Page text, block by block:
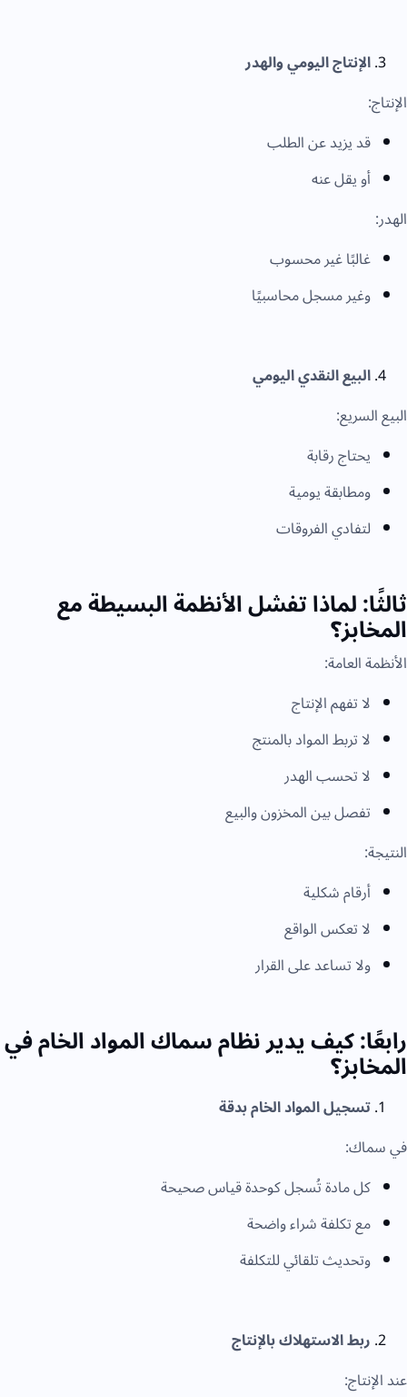
الإنتاج اليومي والهدر
الإنتاج:
قد يزيد عن الطلب
أو يقل عنه
الهدر:
غالبًا غير محسوب
وغير مسجل محاسبيًا
البيع النقدي اليومي
البيع السريع:
يحتاج رقابة
ومطابقة يومية
لتفادي الفروقات
ثالثًا: لماذا تفشل الأنظمة البسيطة مع
المخابز؟
الأنظمة العامة:
لا تفهم الإنتاج
لا تربط المواد بالمنتج
لا تحسب الهدر
تفصل بين المخزون والبيع
النتيجة:
أرقام شكلية
لا تعكس الواقع
ولا تساعد على القرار
رابعًا: كيف يدير نظام سماك المواد الخام في
المخابز؟
تسجيل المواد الخام بدقة
في سماك:
كل مادة تُسجل كوحدة قياس صحيحة
مع تكلفة شراء واضحة
وتحديث تلقائي للتكلفة
ربط الاستهلاك بالإنتاج
عند الإنتاج: